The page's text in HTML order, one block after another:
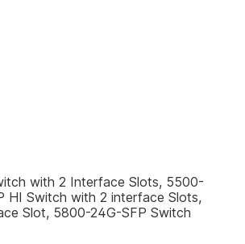
with 2 Interface Slots, 5500-
HI Switch with 2 interface Slots,
Slot, 5800-24G-SFP Switch